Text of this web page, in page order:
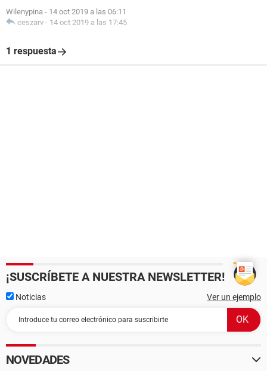
Wilenypina - 14 oct 2019 a las 06:11
ceszarv - 14 oct 2019 a las 17:45
1 respuesta
¡SUSCRÍBETE A NUESTRA NEWSLETTER!
Noticias Ver un ejemplo
NOVEDADES